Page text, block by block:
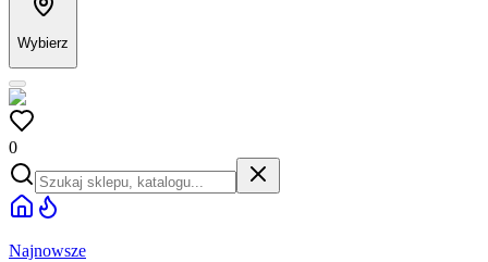
Wybierz
0
Najnowsze